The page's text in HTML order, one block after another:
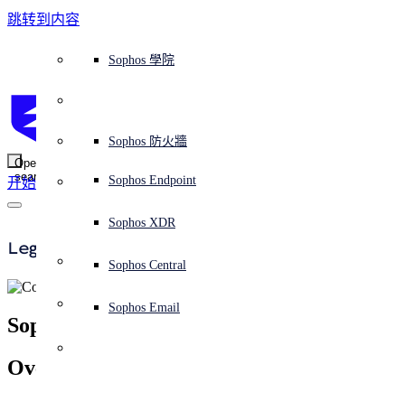
跳转到内容
Open
search
开始
平台概覽Sophos Central
Sophos AI
整合 marketplace 市集
威脅情報
免費試用
端點保護（下一代防毒軟體）
伺服器防護
Mobile Security
安全營運
XDR - 擴展式偵測與回應
身分識別安全
ITDR - 身分識別威脅偵測與回應
網路安全與基礎架構
下一代防火牆 (NGFW)
網路交換機
無線存取點
Workspace Protection
Workspace Protection
零信任網路存取 (ZTNA)
DNS 防護 (DNS Protection)
Email Monitoring System
Email Security
電子郵件與網路釣魚防護
雲端工作負載防護
託管式服務MDR - 託管式偵測與回應
漏洞管理（託管式風險）
諮詢服務概覽
專業服務
營運支援
免費工具
NIST 評估
使用案例全天候守護我的組織
保障遠端與混合辦公員工的安全
應對網路保險要求
保護我的 Microsoft 環境
啟用雲端原生安全性
所有解決方案
教育
政府部門
醫療保健
製造業
零售業
為什麼選擇 Sophos？
獎項與榮譽
競爭對手比較
公司
媒體
職位空缺
信任中心
信任中心概覽
安全設計
負責任的披露
ESG
企業政策
網路安全指引
Sophos 合作夥伴
Partner Program 合作夥伴計畫
Partner care 支援
合作夥伴培訓
合作夥伴部落格
通路合作夥伴
OEM
整合和 API
威脅情報X-Ops 威脅研究
AI 研究
威脅檔案
威脅資料庫
威脅研究部落格
檢視所有資源
案例研究
報告
線上研討會
白皮書
影片
部落格
Sophos 部落格
AI 研究
安全營運
合作夥伴部落格
獲得協助（支援）
緊急事件回應
支援計劃
客戶成功
技術客戶經理（TAM）
聯絡 Sophos 支援
聯絡 Partner Care
下載及更新
Sophos 狀態頁面
安全公告
提交威脅
產品支援
產品文件
Sophos 防火牆
Sophos Endpoint
Sophos XDR
Sophos Central
Sophos Email
培訓
Sophos 學院
Legal
概觀
Sophos Product Classifications
Overview